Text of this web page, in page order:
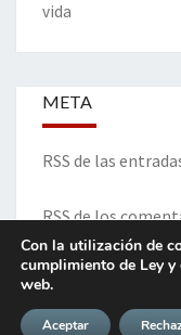
vida
META
RSS de las
RSS de los
Con la utilización de
cumplimiento de Ley
web.
Aceptar